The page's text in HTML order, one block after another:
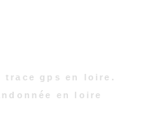
trace gps en loire.
en loire